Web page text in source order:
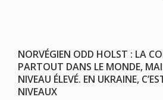
NORVÉGIEN ODD HOLST : LA
PARTOUT DANS LE MONDE,
NIVEAU ÉLEVÉ. EN UKRAINE,
NIVEAUX